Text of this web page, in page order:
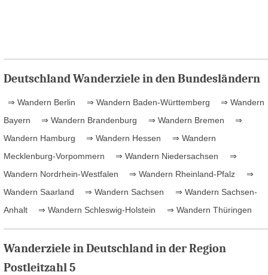
Deutschland Wanderziele in den Bundesländern
⇒ Wandern Berlin ⇒ Wandern Baden-Württemberg
⇒ Wandern
Bayern
⇒ Wandern Brandenburg ⇒ Wandern Bremen
⇒
Wandern Hamburg
⇒ Wandern Hessen
⇒ Wandern
Mecklenburg-Vorpommern
⇒ Wandern Niedersachsen
⇒
Wandern Nordrhein-Westfalen
⇒ Wandern Rheinland-Pfalz
⇒
Wandern Saarland
⇒ Wandern Sachsen
⇒ Wandern Sachsen-
Anhalt
⇒ Wandern Schleswig-Holstein ⇒ Wandern Thüringen
Wanderziele in Deutschland in der Region
Postleitzahl 5